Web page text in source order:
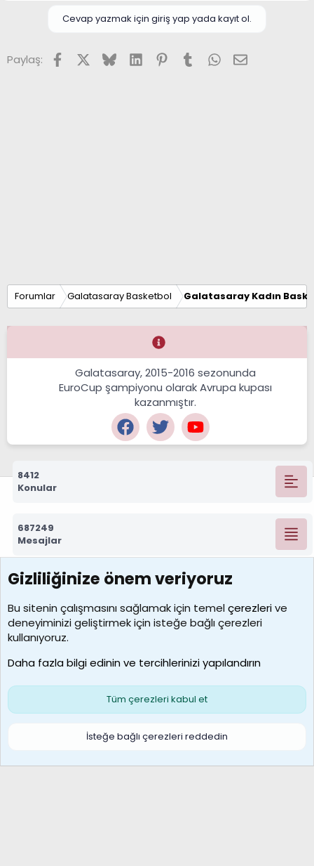
r
Cevap yazmak için giriş yap yada kayıt ol.
Paylaş: FacebookX (Twitter)
BlueskyLinkedInPinterest
TumblrWhatsApp
E-posta
Forumlar Galatasaray Basketbol Galatasaray Kadın
Galatasaray, 2015-2016 sezonunda
EuroCup şampiyonu olarak Avrupa kupası
kazanmıştır.
8412
Konular
687249
Mesajlar
7388
Kullanıcılar
borabekirogluu
Son üye
Çerezler
S
Gizliliğinize önem veriyoruz
Bu sitenin çalışmasını sağlamak için temelçerezlerive
deneyiminizi geliştirmek için isteğe bağlı çerezleri
kullanıyoruz.
Daha fazla bilgi edinin ve tercihlerinizi yapılandırın
Tüm çerezleri kabul et
İsteğe bağlı çerezleri reddedin